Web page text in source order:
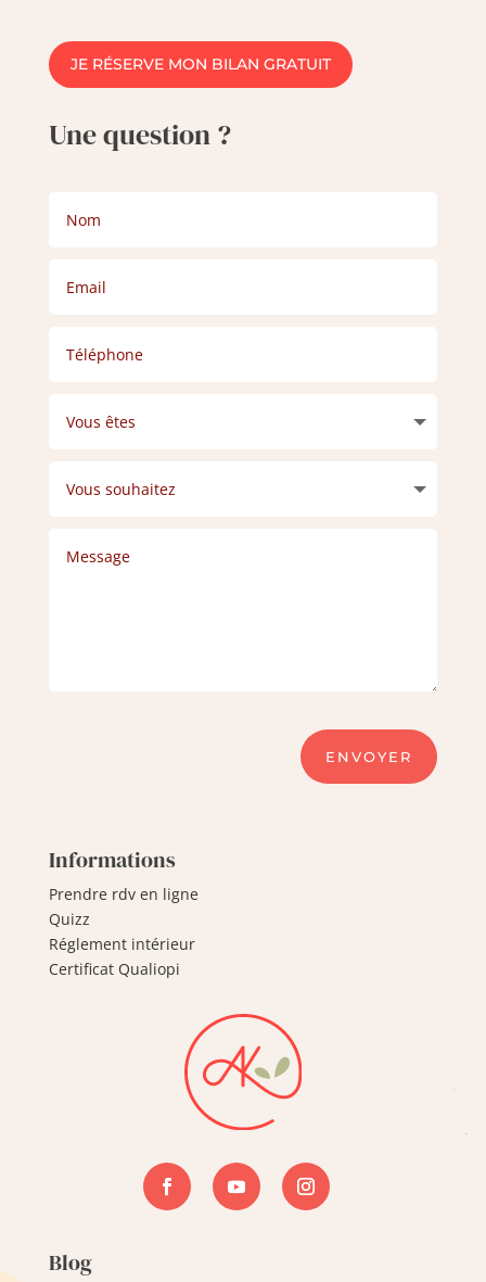
JE RÉSERVE MON BILAN GRATUIT
Une question ?
ENVOYER
Informations
Prendre rdv en ligne
Quizz
Réglement intérieur
Certificat Qualiopi
Blog